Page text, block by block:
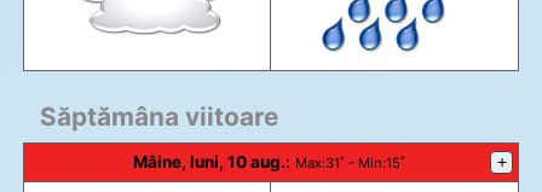
Săptămâna viitoare
Mâine, luni, 10 aug.: Max:31˚ - Min:15˚ +